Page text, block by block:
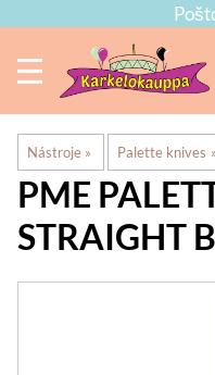
Nástroje ‪» Palette knives ‪»
PME
STRAIGHT